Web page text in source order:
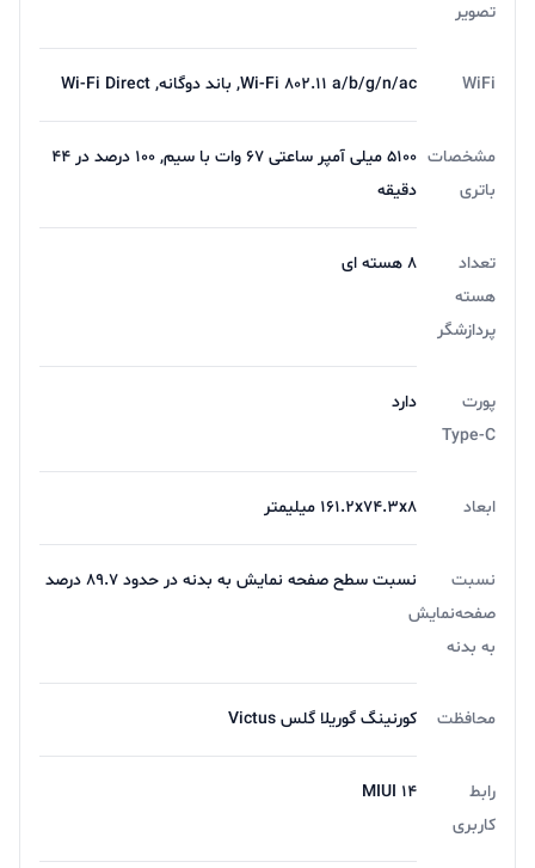
تصویر
WiFi Wi-Fi 802.11 a/b/g/n/ac, باند دوگانه, Wi-Fi Direct
مشخصات
باتری
5100 میلی آمپر ساعتی 67 وات با سیم, 100 درصد در 44
دقیقه
تعداد
هسته
پردازشگر
8 هسته ای
پورت
Type-C
دارد
ابعاد 161.2x74.3x8 میلیمتر
نسبت
صفحه‌نمایش
به بدنه
نسبت سطح صفحه نمایش به بدنه در حدود 89.7 درصد
محافظت کورنینگ گوریلا گلس Victus
رابط
کاربری
MIUI 14